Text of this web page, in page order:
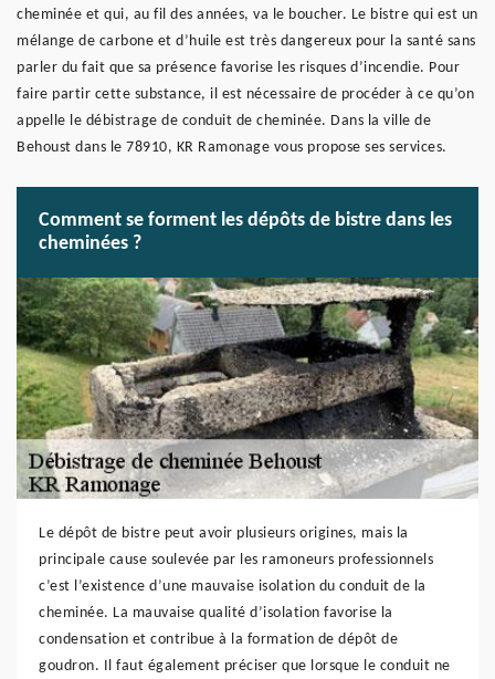
cheminée et qui, au fil des années, va le boucher. Le bistre qui est un
mélange de carbone et d’huile est très dangereux pour la santé sans
parler du fait que sa présence favorise les risques d’incendie. Pour
faire partir cette substance, il est nécessaire de procéder à ce qu’on
appelle le débistrage de conduit de cheminée. Dans la ville de
Behoust dans le 78910, KR Ramonage vous propose ses services.
Comment se forment les dépôts de bistre dans les
cheminées ?
Le dépôt de bistre peut avoir plusieurs origines, mais la
principale cause soulevée par les ramoneurs professionnels
c’est l’existence d’une mauvaise isolation du conduit de la
cheminée. La mauvaise qualité d’isolation favorise la
condensation et contribue à la formation de dépôt de
goudron. Il faut également préciser que lorsque le conduit ne